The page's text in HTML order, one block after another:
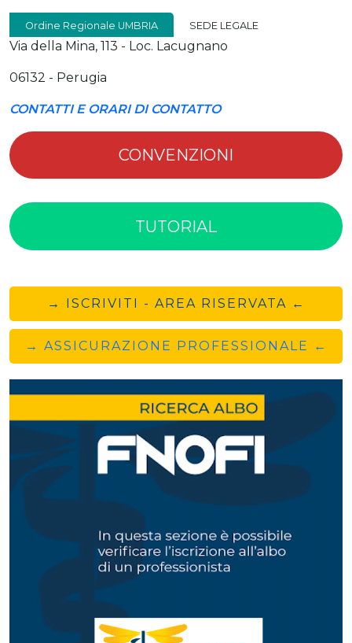
Ordine Regionale UMBRIA SEDE LEGALE
Via della Mina, 113 - Loc. Lacugnano
06132 - Perugia
CONTATTI E ORARI DI CONTATTO
CONVENZIONI
TUTORIAL
→ ISCRIVITI - AREA RISERVATA ←
→ ASSICURAZIONE PROFESSIONALE ←